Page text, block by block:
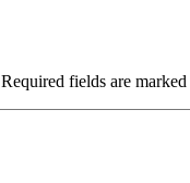
Required fields are marked